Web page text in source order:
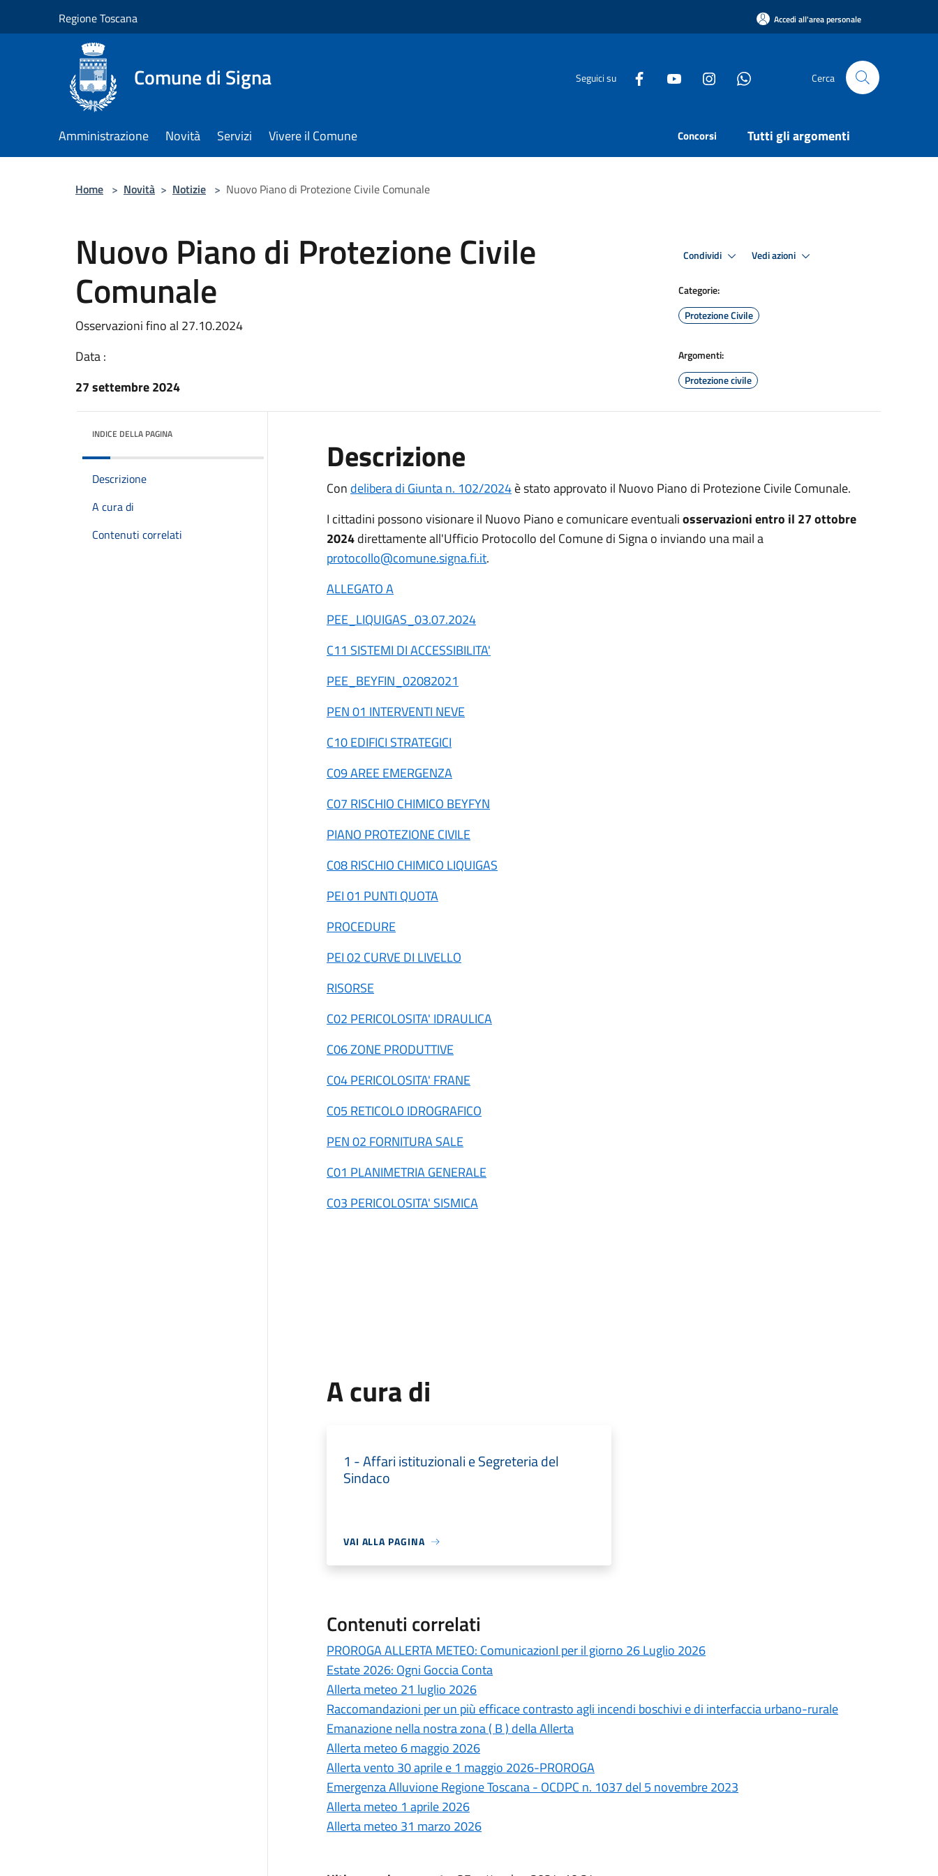
Regione Toscana Accedi all'area personale
Comune di Signa Seguici su Cerca
Amministrazione Novità Servizi Vivere il Comune Concorsi Tutti gli argomenti
Home > Novità > Notizie > Nuovo Piano di Protezione Civile Comunale
Nuovo Piano di Protezione Civile
Comunale
Osservazioni fino al 27.10.2024
Data :
27 settembre 2024
Condividi Vedi azioni
Categorie:
Protezione Civile
Argomenti:
Protezione civile
INDICE DELLA PAGINA
Descrizione
A cura di
Contenuti correlati
Descrizione
Con delibera di Giunta n. 102/2024è stato approvato il Nuovo Piano di Protezione Civile Comunale.
I cittadini possono visionare il Nuovo Piano e comunicare eventualiosservazioni entro il 27 ottobre
2024direttamente all'Ufficio Protocollo del Comune di Signa o inviando una mail a
protocollo@comune.signa.fi.it.
ALLEGATO A
PEE_LIQUIGAS_03.07.2024
C11 SISTEMI DI ACCESSIBILITA'
PEE_BEYFIN_02082021
PEN 01 INTERVENTI NEVE
C10 EDIFICI STRATEGICI
C09 AREE EMERGENZA
C07 RISCHIO CHIMICO BEYFYN
PIANO PROTEZIONE CIVILE
C08 RISCHIO CHIMICO LIQUIGAS
PEI 01 PUNTI QUOTA
PROCEDURE
PEI 02 CURVE DI LIVELLO
RISORSE
C02 PERICOLOSITA' IDRAULICA
C06 ZONE PRODUTTIVE
C04 PERICOLOSITA' FRANE
C05 RETICOLO IDROGRAFICO
PEN 02 FORNITURA SALE
C01 PLANIMETRIA GENERALE
C03 PERICOLOSITA' SISMICA
A cura di
1 - Affari istituzionali e Segreteria del
Sindaco
VAI ALLA PAGINA
Contenuti correlati
PROROGA ALLERTA METEO: ComunicazionI per il giorno 26 Luglio 2026
Estate 2026: Ogni Goccia Conta
Allerta meteo 21 luglio 2026
Raccomandazioni per un più efficace contrasto agli incendi boschivi e di interfaccia urbano-rurale
Emanazione nella nostra zona ( B ) della Allerta
Allerta meteo 6 maggio 2026
Allerta vento 30 aprile e 1 maggio 2026-PROROGA
Emergenza Alluvione Regione Toscana - OCDPC n. 1037 del 5 novembre 2023
Allerta meteo 1 aprile 2026
Allerta meteo 31 marzo 2026